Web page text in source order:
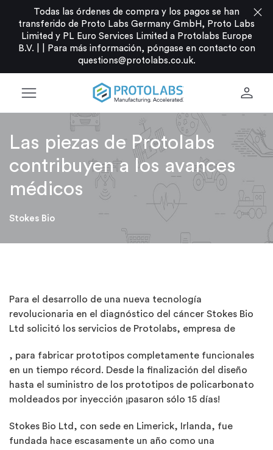
Todas las órdenes de compra y los pagos se han
transferido de Proto Labs Germany GmbH, Proto Labs
Limited y PL Euro Services Limited a Protolabs Europe
B.V. |
Para más información, póngase en contacto con
questions@protolabs.co.uk.
close
menu person
Las piezas de Protolabs
contribuyen a los avances
médicos
Stokes Bio
Para el desarrollo de una nueva tecnología
revolucionaria en el diagnóstico del cáncer Stokes Bio
Ltd solicitó los servicios de Protolabs, empresa de
, para fabricar prototipos completamente funcionales
en un tiempo récord. Desde la finalización del diseño
hasta el suministro de los prototipos de policarbonato
moldeados por inyección ¡pasaron sólo 15 días!
Stokes Bio Ltd, con sede en Limerick, Irlanda, fue
fundada hace escasamente un año como una